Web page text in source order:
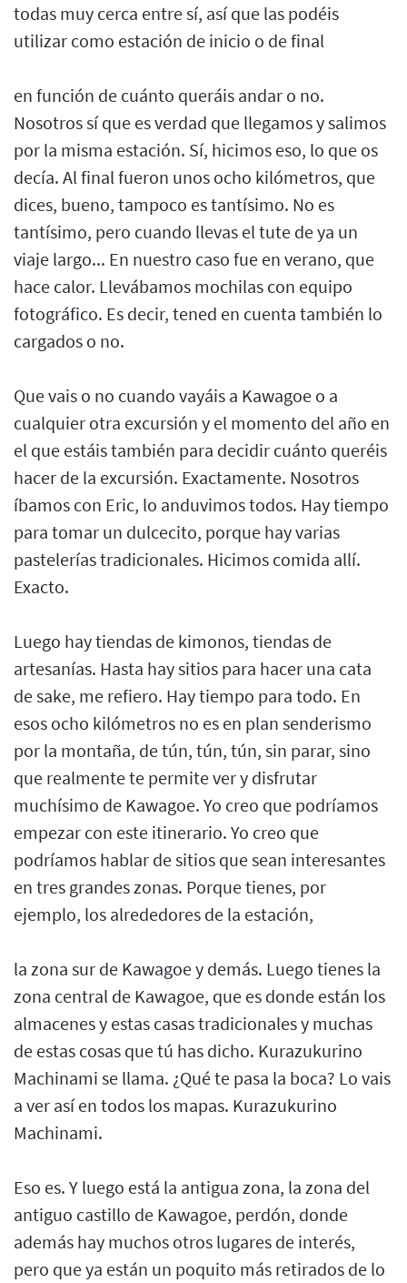
todas muy cerca entre sí, así que las podéis
utilizar como estación de inicio o de final
en función de cuánto queráis andar o no.
Nosotros sí que es verdad que llegamos y salimos
por la misma estación. Sí, hicimos eso, lo que os
decía. Al final fueron unos ocho kilómetros, que
dices, bueno, tampoco es tantísimo. No es
tantísimo, pero cuando llevas el tute de ya un
viaje largo... En nuestro caso fue en verano, que
hace calor. Llevábamos mochilas con equipo
fotográfico. Es decir, tened en cuenta también lo
cargados o no.
Que vais o no cuando vayáis a Kawagoe o a
cualquier otra excursión y el momento del año en
el que estáis también para decidir cuánto queréis
hacer de la excursión. Exactamente. Nosotros
íbamos con Eric, lo anduvimos todos. Hay tiempo
para tomar un dulcecito, porque hay varias
pastelerías tradicionales. Hicimos comida allí.
Exacto.
Luego hay tiendas de kimonos, tiendas de
artesanías. Hasta hay sitios para hacer una cata
de sake, me refiero. Hay tiempo para todo. En
esos ocho kilómetros no es en plan senderismo
por la montaña, de tún, tún, tún, sin parar, sino
que realmente te permite ver y disfrutar
muchísimo de Kawagoe. Yo creo que podríamos
empezar con este itinerario. Yo creo que
podríamos hablar de sitios que sean interesantes
en tres grandes zonas. Porque tienes, por
ejemplo, los alrededores de la estación,
la zona sur de Kawagoe y demás. Luego tienes la
zona central de Kawagoe, que es donde están los
almacenes y estas casas tradicionales y muchas
de estas cosas que tú has dicho. Kurazukurino
Machinami se llama. ¿Qué te pasa la boca? Lo vais
a ver así en todos los mapas. Kurazukurino
Machinami.
Eso es. Y luego está la antigua zona, la zona del
antiguo castillo de Kawagoe, perdón, donde
además hay muchos otros lugares de interés,
pero que ya están un poquito más retirados de lo